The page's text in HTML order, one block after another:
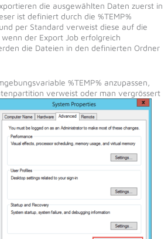
die ausgewählten Daten zuerst in
ist definiert durch die %TEMP%
per Standard verweist diese auf die
der Export Job erfolgreich
die Dateien in den definierten Ordner
%TEMP% anzupassen,
verweist oder man vergrössert